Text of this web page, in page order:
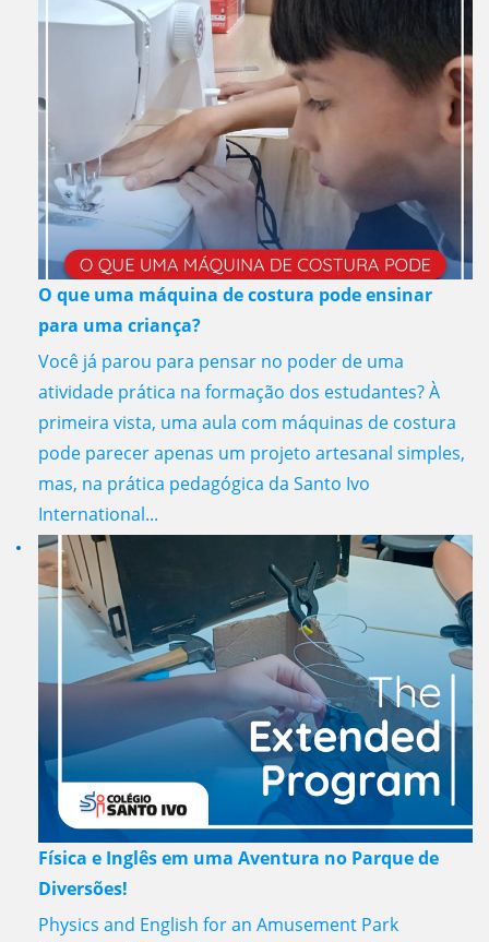
O que uma máquina de costura pode ensinar
para uma criança?
Você já parou para pensar no poder de uma
atividade prática na formação dos estudantes? À
primeira vista, uma aula com máquinas de costura
pode parecer apenas um projeto artesanal simples,
mas, na prática pedagógica da Santo Ivo
International...
Física e Inglês em uma Aventura no Parque de
Diversões!
Physics and English for an Amusement Park